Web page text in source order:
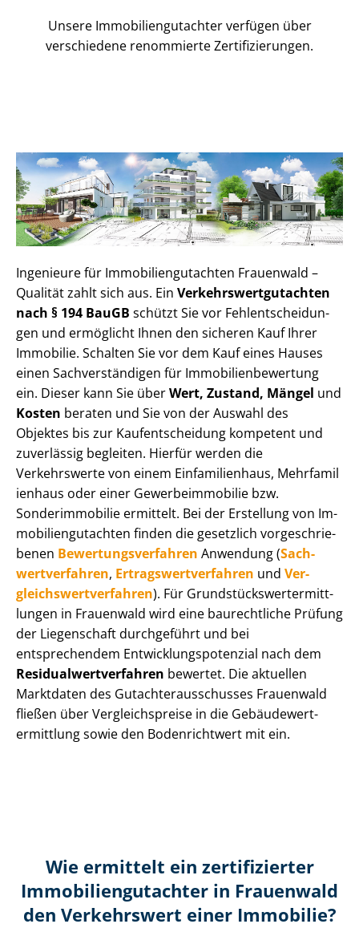
Unsere Immobilien­gutachter verfügen über
verschiedene renommierte Zer­ti­fi­zie­run­gen.
Ingenieure für Im­mo­bi­li­en­gut­ach­ten Frauenwald –
Qualität zahlt sich aus. Ein Ver­kehrs­wert­gut­ach­ten
nach § 194 BauGB schützt Sie vor Fehl­ent­schei­dun­
gen und ermöglicht Ihnen den sicheren Kauf Ihrer
Immobilie. Schalten Sie vor dem Kauf eines Hauses
einen Sach­ver­stän­di­gen für Im­mo­bi­li­en­be­wer­tung
ein. Dieser kann Sie überWert, Zustand, Mängel und
Kosten beraten und Sie von der Auswahl des
Objektes bis zur Kauf­ent­schei­dung kompetent und
zuverlässig begleiten. Hierfür werden die
Verkehrswerte von einem Einfamilienhaus, Mehr­fa­mi­l
i­en­haus oder einer Ge­wer­be­im­mo­bi­lie bzw.
Sonderimmobilie ermittelt. Bei der Erstellung von Im­
mo­bi­li­en­gut­ach­ten finden die gesetzlich vor­ge­schrie­
be­nen Be­wer­tungs­ver­fah­ren Anwendung (Sach­
wert­ver­fah­ren, Er­trags­wert­ver­fah­ren und Ver­
gleichs­wert­ver­fah­ren). Für Grund­stücks­wert­ermitt­
lun­gen in Frauenwald wird eine baurechtliche Prüfung
der Liegenschaft durchgeführt und bei
entsprechendem Ent­wick­lungs­po­ten­zi­al nach dem
Re­si­du­al­wert­ver­fah­ren bewertet. Die aktuellen
Marktdaten des Gut­ach­ter­aus­schus­ses Frauenwald
fließen über Ver­gleichs­prei­se in die Ge­bäu­de­wert­
ermitt­lung sowie den Bodenrichtwert mit ein.
Wie ermittelt ein zertifizierter
Immobilien­gutachter in Frauenwald
den Verkehrswert einer Immobilie?